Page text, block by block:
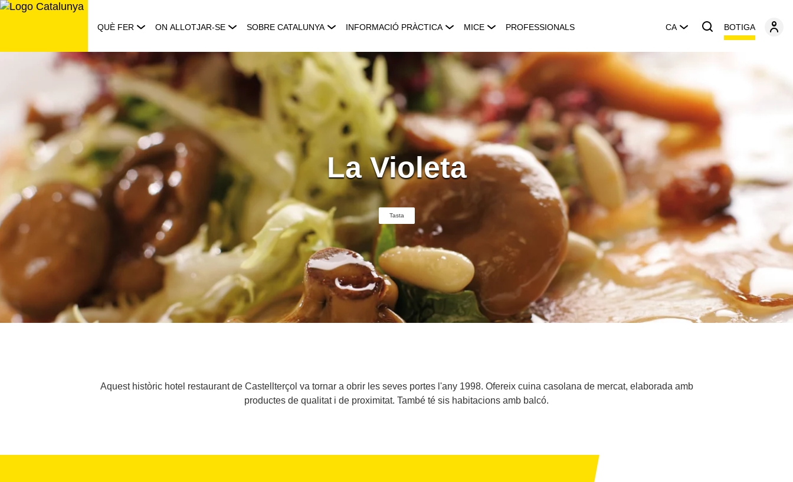
Saltar
QUÈ FER ON ALLOTJAR-SE SOBRE CATALUNYA INFORMACIÓ PRÀCTICA MICE PROFESSIONALS CA BOTIGA
La Violeta
Tasta
Aquest històric hotel restaurant de Castellterçol va tornar a obrir les seves portes l'any 1998. Ofereix cuina casolana de mercat, elaborada amb
productes de qualitat i de proximitat. També té sis habitacions amb balcó.